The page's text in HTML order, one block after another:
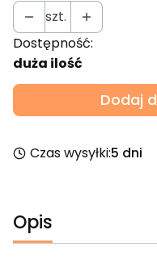
szt.
Dostępność:
duża ilość
Dodaj
Czas wysyłki:5 dni
Opis